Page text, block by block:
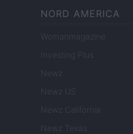
NORD AMERICA
Womanmagazine
Investing Plus
Newz
Newz US
Newz California
Newz Texas